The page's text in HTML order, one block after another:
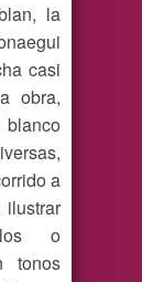
la
casi
obra,
a
o
tonos